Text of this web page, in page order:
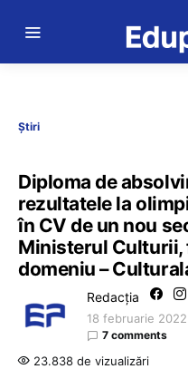
Știri
Diploma de
rezultatele la
în CV de un nou
Ministerul Culturii,
domeniu –
Redacția
18 februarie 2022
7 comments
23.838 de vizualizări